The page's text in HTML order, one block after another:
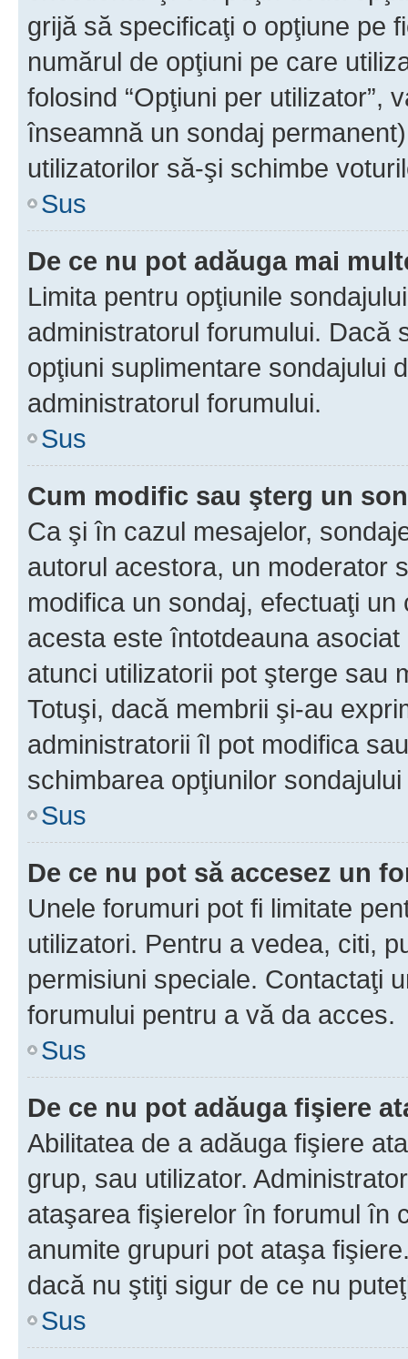
grijă să specificaţi o opţiune pe
numărul de opţiuni pe care
folosind “Opţiuni per utilizator”,
înseamnă un sondaj
utilizatorilor să-şi schimbe
Sus
De ce nu pot adăuga mai
Limita pentru opţiunile
administratorul forumului. Dacă
opţiuni suplimentare sondajului
administratorul forumului.
Sus
Cum modific sau şterg un
Ca şi în cazul mesajelor,
autorul acestora, un moderator
modifica un sondaj, efectuaţi
acesta este întotdeauna
atunci utilizatorii pot şterge sau
Totuşi, dacă membrii şi-au
administratorii îl pot modifica
schimbarea opţiunilor
Sus
De ce nu pot să accesez un
Unele forumuri pot fi limitate
utilizatori. Pentru a vedea, citi,
permisiuni speciale. Contactaţi
forumului pentru a vă da acces.
Sus
De ce nu pot adăuga fişiere
Abilitatea de a adăuga fişiere
grup, sau utilizator.
ataşarea fişierelor în forumul în
anumite grupuri pot ataşa
dacă nu ştiţi sigur de ce nu
Sus